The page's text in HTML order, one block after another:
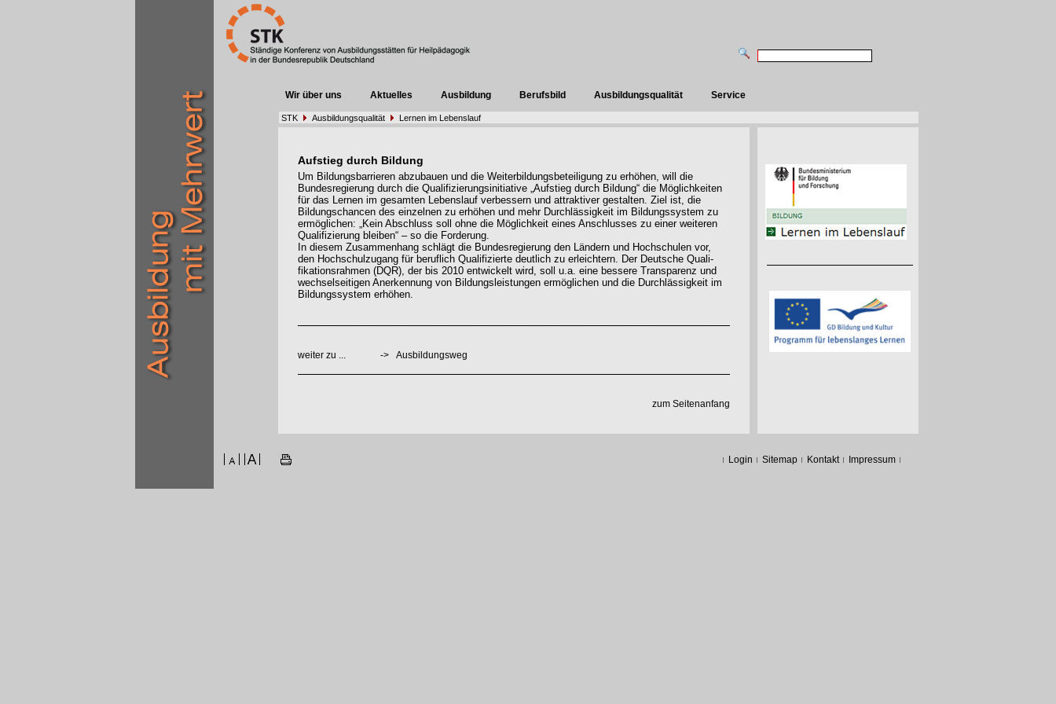
Wir über uns Aktuelles Ausbildung Berufsbild Ausbildungsqualität Service
STK Ausbildungsqualität Lernen im Lebenslauf
Aufstieg durch Bildung
Um Bildungsbarrieren abzubauen und die Weiterbildungsbeteiligung zu erhöhen, will die
Bundesregierung durch die Qualifizierungsinitiative „Aufstieg durch Bildung“ die Möglichkeiten
für das Lernen im gesamten Lebenslauf verbessern und attraktiver gestalten. Ziel ist, die
Bildungschancen des einzelnen zu erhöhen und mehr Durchlässigkeit im Bildungssystem zu
ermöglichen: „Kein Abschluss soll ohne die Möglichkeit eines Anschlusses zu einer weiteren
Qualifizierung bleiben“ – so die Forderung.
In diesem Zusammenhang schlägt die Bundesregierung den Ländern und Hochschulen vor,
den Hochschulzugang für beruflich Qualifizierte deutlich zu erleichtern. Der Deutsche Quali-
fikationsrahmen (DQR), der bis 2010 entwickelt wird, soll u.a. eine bessere Transparenz und
wechselseitigen Anerkennung von Bildungsleistungen ermöglichen und die Durchlässigkeit im
Bildungssystem erhöhen.
weiter zu ... -> Ausbildungsweg
zum Seitenanfang
Login Sitemap Kontakt Impressum